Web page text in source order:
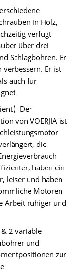
in Holz,
verfügt
über drei
Schlagbohren. Er
Er ist
auch für
】Der
von VOERJIA ist
die
haben ein
leiser und haben
Motoren
Arbeit ruhiger und
& 2 variable
und
zur